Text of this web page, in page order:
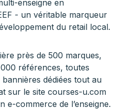
enseigne en
- un véritable marqueur
du retail local.
près de 500 marques,
références, toutes
dédiées tout au
sur le site courses-u.com
e-commerce de l’enseigne.